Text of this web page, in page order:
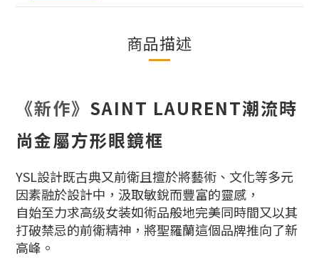
商品描述
《新作》 SAINT LAURENT潮流時
尚金屬方形眼鏡框
YSL設計既古典又前衛且擅於將藝術、文化等多元
因素融於設計中，汲取敏銳而豐富的靈感，
自始至力求高级女装如術品般地完美同時間又以其
打破禁忌的前衛精神，將聖羅蘭這個品牌推向了新
高峰。